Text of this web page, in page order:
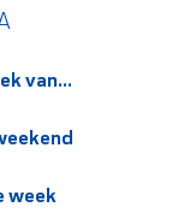
van...
week